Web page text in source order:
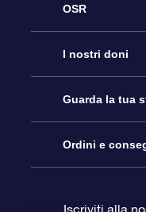
OSR
Assistenza
Contattaci
Blog
I nostri doni
Online Star Gift
Pacchetto regalo
Guarda la tua
Registro stellare
Ordini e
Iscriviti alla